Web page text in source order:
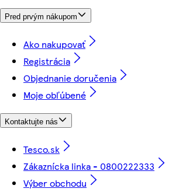
Pred prvým nákupom
Ako nakupovať
Registrácia
Objednanie doručenia
Moje obľúbené
Kontaktujte nás
Tesco.sk
Zákaznícka linka - 0800222333
Výber obchodu